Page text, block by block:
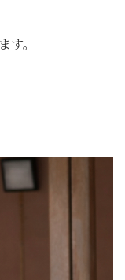
。